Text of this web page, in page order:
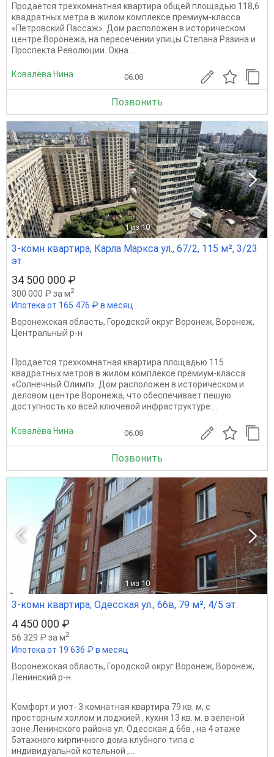
Продается трехкомнатная квартира общей площадью 118,6
квадратных метра в жилом комплексе премиум-класса
«Петровский Пассаж». Дом расположен в историческом
центре Воронежа, на пересечении улицы Степана Разина и
Проспекта Революции. Окна...
Ковалёва Нина 06.08
Позвонить
1 из 10
3-комн квартира, Карла Маркса ул., 67/2, 115 м², 3/23
эт.
34 500 000 ₽
300 000 ₽ за м2
Ипотека от 165 476 ₽ в месяц
Воронежская область, Городской округ Воронеж, Воронеж,
Центральный р-н
Продается трехкомнатная квартира площадью 115
квадратных метров в жилом комплексе премиум-класса
«Солнечный Олимп». Дом расположен в историческом и
деловом центре Воронежа, что обеспечивает пешую
доступность ко всей ключевой инфраструктуре:...
Ковалёва Нина 06.08
Позвонить
1 из 10
3-комн квартира, Одесская ул., 66в, 79 м², 4/5 эт.
4 450 000 ₽
56 329 ₽ за м2
Ипотека от 19 636 ₽ в месяц
Воронежская область, Городской округ Воронеж, Воронеж,
Ленинский р-н
Комфорт и уют- 3 комнатная квартира 79 кв. м, с
просторным холлом и лоджией , кухня 13 кв. м. в зеленой
зоне Ленинского района ул. Одесская д 66в , на 4 этаже
5этажного кирпичного дома клубного типа с
индивидуальной котельной ,...